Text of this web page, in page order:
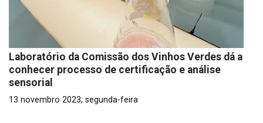
Laboratório da Comissão dos Vinhos Verdes dá a
conhecer processo de certificação e análise
sensorial
13 novembro 2023, segunda-feira